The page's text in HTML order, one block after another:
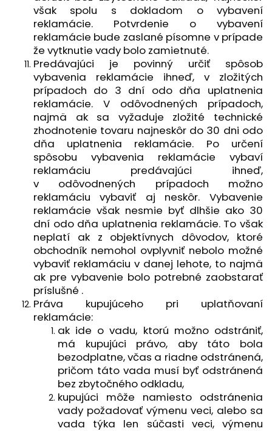
však spolu s dokladom o vybavení
reklamácie. Potvrdenie o vybavení
reklamácie bude zaslané písomne v prípade
že vytknutie vady bolo zamietnuté.
Predávajúci je povinný určiť spôsob
vybavenia reklamácie ihneď, v zložitých
prípadoch do 3 dní odo dňa uplatnenia
reklamácie. V odôvodnených prípadoch,
najmä ak sa vyžaduje zložité technické
zhodnotenie tovaru najneskôr do 30 dni odo
dňa uplatnenia reklamácie. Po určení
spôsobu vybavenia reklamácie vybaví
reklamáciu predávajúci ihneď,
v odôvodnených prípadoch možno
reklamáciu vybaviť aj neskôr. Vybavenie
reklamácie však nesmie byť dlhšie ako 30
dní odo dňa uplatnenia reklamácie. To však
neplatí ak z objektívnych dôvodov, ktoré
obchodník nemohol ovplyvniť nebolo možné
vybaviť reklamáciu v danej lehote, to najmä
ak pre vybavenie bolo potrebné zaobstarať
príslušné .
Práva kupujúceho pri uplatňovaní
reklamácie:
ak ide o vadu, ktorú možno odstrániť,
má kupujúci právo, aby táto bola
bezodplatne, včas a riadne odstránená,
pričom táto vada musí byť odstránená
bez zbytočného odkladu,
kupujúci môže namiesto odstránenia
vady požadovať výmenu veci, alebo sa
vada týka len súčasti veci, výmenu